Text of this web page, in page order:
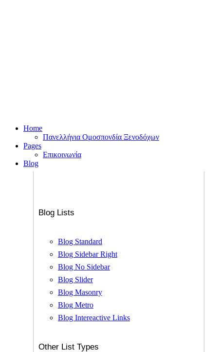
Home
Πανελλήνια Ομοσπονδία Ξενοδόχων
Pages
Επικοινωνία
Blog
Blog Lists
Blog Standard
Blog Sidebar Right
Blog No Sidebar
Blog Slider
Blog Masonry
Blog Metro
Blog Intereactive Links
Other List Types